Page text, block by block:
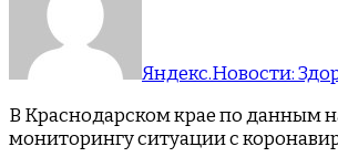
Яндекс.Новости:
В Краснодарском крае по данным
мониторингу ситуации с